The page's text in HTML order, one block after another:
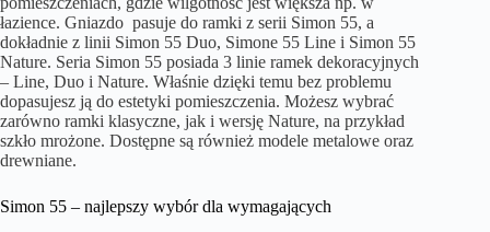
łazience. Gniazdo pasuje do ramki z serii Simon 55, a
dokładnie z linii Simon 55 Duo, Simone 55 Line i Simon 55
Nature. Seria Simon 55 posiada 3 linie ramek dekoracyjnych
– Line, Duo i Nature. Właśnie dzięki temu bez problemu
dopasujesz ją do estetyki pomieszczenia. Możesz wybrać
zarówno ramki klasyczne, jak i wersję Nature, na przykład
szkło mrożone. Dostępne są również modele metalowe oraz
drewniane.
Simon 55 – najlepszy wybór dla wymagających